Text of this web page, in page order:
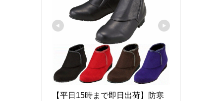
【平日15時まで即日出荷】防寒